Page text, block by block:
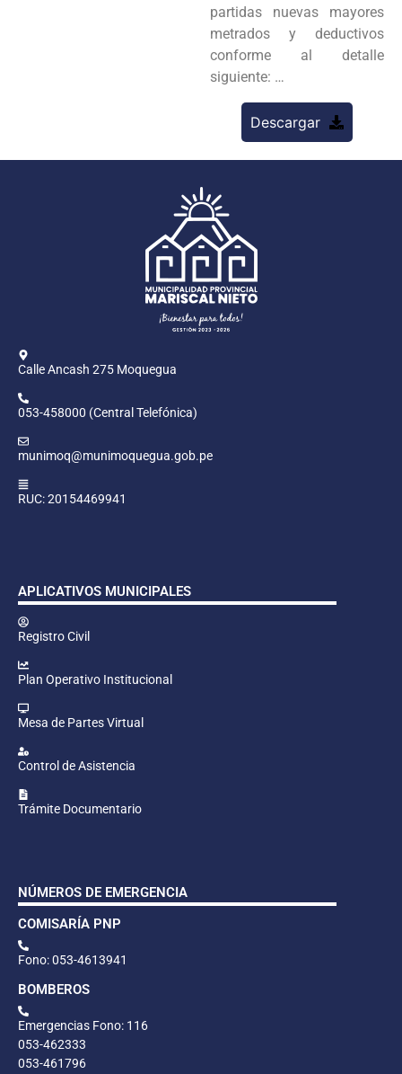
partidas nuevas mayores
metrados y deductivos
conforme al detalle
siguiente: …
Descargar
Calle Ancash 275 Moquegua
053-458000 (Central Telefónica)
munimoq@munimoquegua.gob.pe
RUC: 20154469941
APLICATIVOS MUNICIPALES
Registro Civil
Plan Operativo Institucional
Mesa de Partes Virtual
Control de Asistencia
Trámite Documentario
NÚMEROS DE EMERGENCIA
COMISARÍA PNP
Fono: 053-4613941
BOMBEROS
Emergencias Fono: 116
053-462333
053-461796